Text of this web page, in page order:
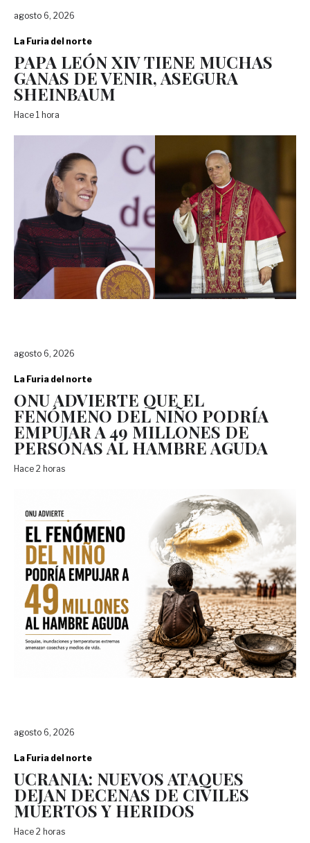
agosto 6, 2026
La Furia del norte
PAPA LEÓN XIV TIENE MUCHAS
GANAS DE VENIR, ASEGURA
SHEINBAUM
Hace 1 hora
agosto 6, 2026
La Furia del norte
ONU ADVIERTE QUE EL
FENÓMENO DEL NIÑO PODRÍA
EMPUJAR A 49 MILLONES DE
PERSONAS AL HAMBRE AGUDA
Hace 2 horas
agosto 6, 2026
La Furia del norte
UCRANIA: NUEVOS ATAQUES
DEJAN DECENAS DE CIVILES
MUERTOS Y HERIDOS
Hace 2 horas